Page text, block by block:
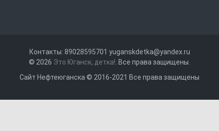
Контакты: 89028595701 yuganskdetka@yandex.ru
© 2026 Это Юганск, детка! . Все права защищены.
Сайт Нефтеюганска © 2016-2021 Все права защищены